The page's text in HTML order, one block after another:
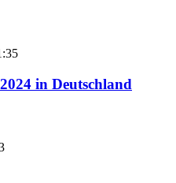
in Deutschland